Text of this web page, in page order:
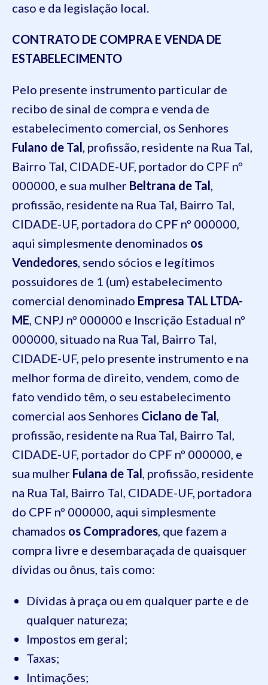
caso e da legislação local.
CONTRATO DE COMPRA E VENDA DE
ESTABELECIMENTO
Pelo presente instrumento particular de
recibo de sinal de compra e venda de
estabelecimento comercial, os Senhores
Fulano de Tal, profissão, residente na Rua Tal,
Bairro Tal, CIDADE-UF, portador do CPF nº
000000, e sua mulher Beltrana de Tal,
profissão, residente na Rua Tal, Bairro Tal,
CIDADE-UF, portadora do CPF nº 000000,
aqui simplesmente denominados os
Vendedores, sendo sócios e legítimos
possuidores de 1 (um) estabelecimento
comercial denominado Empresa TAL LTDA-
ME, CNPJ nº 000000 e Inscrição Estadual nº
000000, situado na Rua Tal, Bairro Tal,
CIDADE-UF, pelo presente instrumento e na
melhor forma de direito, vendem, como de
fato vendido têm, o seu estabelecimento
comercial aos Senhores Ciclano de Tal,
profissão, residente na Rua Tal, Bairro Tal,
CIDADE-UF, portador do CPF nº 000000, e
sua mulher Fulana de Tal, profissão, residente
na Rua Tal, Bairro Tal, CIDADE-UF, portadora
do CPF nº 000000, aqui simplesmente
chamados os Compradores, que fazem a
compra livre e desembaraçada de quaisquer
dívidas ou ônus, tais como:
Dívidas à praça ou em qualquer parte e de
qualquer natureza;
Impostos em geral;
Taxas;
Intimações;